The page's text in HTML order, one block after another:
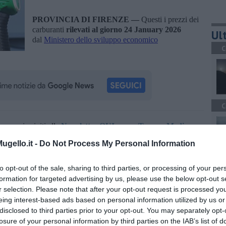
- Do Not Process My Personal Information
opt-out of the sale, sharing to third parties, or processing of your
for targeted advertising by us, please use the below opt-out
selection. Please note that after your opt-out request is processed
interest-based ads based on personal information utilized by us
to third parties prior to your opt-out. You may separately
of your personal information by third parties on the IAB’s list of
PROVINCIA DI FIRENZE — Questi i prezzi dei
carburanti rilevati al giorno 24 January 2026
dal Ministero dello sviluppo economico
iscriviti allaNewsletter QUInews - ToscanaMedia.
nella tua casella di posta.
ministero dello sviluppo economico